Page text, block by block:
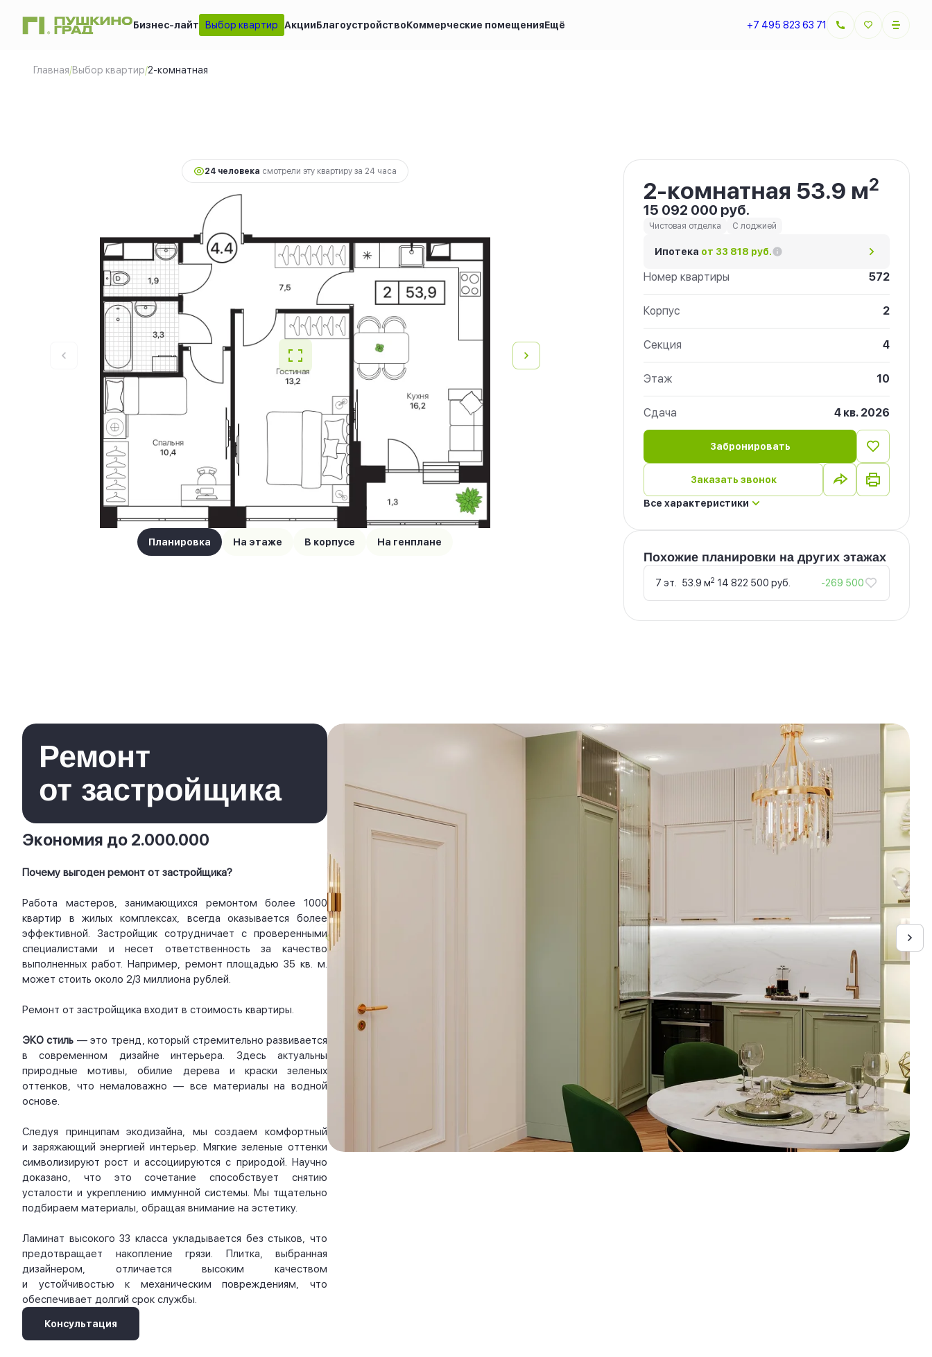
Бизнес-лайт Выбор квартир АкцииБлагоустройствоКоммерческие помещенияЕщё +7 495 823 63 71
Главная/Выбор квартир/2-комнатная
2-комнатная
24 человекa смотрели эту квартиру за 24 часа
Планировка На этаже В корпусе На генплане
2-комнатная 53.9 м2
15 092 000 руб.
Чистовая отделка С лоджией
Ипотека от 33 818 руб.
Номер квартиры 572
Корпус 2
Секция 4
Этаж 10
Сдача 4 кв. 2026
Забронировать
Заказать звонок
Все характеристики
Похожие планировки на других этажах
7 эт. 53.9 м2 14 822 500 руб. -269 500
Ремонт
от застройщика
Экономия до 2.000.000
Почему выгоден ремонт от застройщика?
Работа мастеров, занимающихся ремонтом более 1000
квартир в жилых комплексах, всегда оказывается более
эффективной. Застройщик сотрудничает с проверенными
специалистами и несет ответственность за качество
выполненных работ. Например, ремонт площадью 35 кв. м.
может стоить около 2/3 миллиона рублей.
Ремонт от застройщика входит в стоимость квартиры.
ЭКО стиль — это тренд, который стремительно развивается
в современном дизайне интерьера. Здесь актуальны
природные мотивы, обилие дерева и краски зеленых
оттенков, что немаловажно — все материалы на водной
основе.
Следуя принципам экодизайна, мы создаем комфортный
и заряжающий энергией интерьер. Мягкие зеленые оттенки
символизируют рост и ассоциируются с природой. Научно
доказано, что это сочетание способствует снятию
усталости и укреплению иммунной системы. Мы тщательно
подбираем материалы, обращая внимание на эстетику.
Ламинат высокого 33 класса укладывается без стыков, что
предотвращает накопление грязи. Плитка, выбранная
дизайнером, отличается высоким качеством
и устойчивостью к механическим повреждениям, что
обеспечивает долгий срок службы.
Консультация